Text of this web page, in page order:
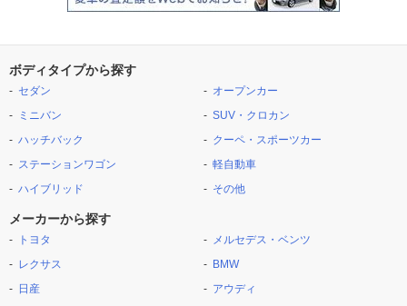
ボディタイプから探す
セダン
ミニバン
ハッチバック
ステーションワゴン
ハイブリッド
オープンカー
SUV・クロカン
クーペ・スポーツカー
軽自動車
その他
メーカーから探す
トヨタ
レクサス
日産
メルセデス・ベンツ
BMW
アウディ